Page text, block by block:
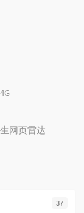
网页雷达
37